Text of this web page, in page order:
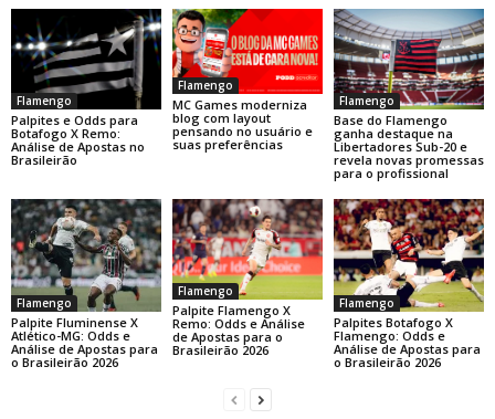
Flamengo
Palpites e Odds para
Botafogo X Remo:
Análise de Apostas no
Brasileirão
Flamengo
MC Games moderniza
blog com layout
pensando no usuário e
suas preferências
Flamengo
Base do Flamengo
ganha destaque na
Libertadores Sub-20 e
revela novas promessas
para o profissional
Flamengo
Palpite Fluminense X
Atlético-MG: Odds e
Análise de Apostas para
o Brasileirão 2026
Flamengo
Palpite Flamengo X
Remo: Odds e Análise
de Apostas para o
Brasileirão 2026
Flamengo
Palpites Botafogo X
Flamengo: Odds e
Análise de Apostas para
o Brasileirão 2026